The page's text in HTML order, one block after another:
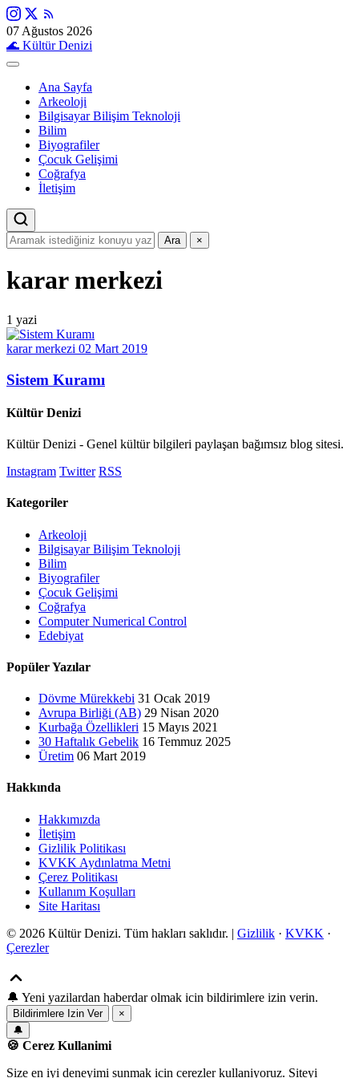
07 Ağustos 2026
🌊 Kültür Denizi
Ana Sayfa
Arkeoloji
Bilgisayar Bilişim Teknoloji
Bilim
Biyografiler
Çocuk Gelişimi
Coğrafya
İletişim
Ara ×
karar merkezi
1 yazi
karar merkezi 02 Mart 2019
Sistem Kuramı
Kültür Denizi
Kültür Denizi - Genel kültür bilgileri paylaşan bağımsız blog sitesi.
Instagram Twitter RSS
Kategoriler
Arkeoloji
Bilgisayar Bilişim Teknoloji
Bilim
Biyografiler
Çocuk Gelişimi
Coğrafya
Computer Numerical Control
Edebiyat
Popüler Yazılar
Dövme Mürekkebi 31 Ocak 2019
Avrupa Birliği (AB) 29 Nisan 2020
Kurbağa Özellikleri 15 Mayıs 2021
30 Haftalık Gebelik 16 Temmuz 2025
Üretim 06 Mart 2019
Hakkında
Hakkımızda
İletişim
Gizlilik Politikası
KVKK Aydınlatma Metni
Çerez Politikası
Kullanım Koşulları
Site Haritası
© 2026 Kültür Denizi. Tüm hakları saklıdır. | Gizlilik · KVKK ·
Çerezler
🔔 Yeni yazilardan haberdar olmak icin bildirimlere izin verin.
Bildirimlere Izin Ver
×
🔔
🍪 Cerez Kullanimi
Size en iyi deneyimi sunmak icin cerezler kullaniyoruz. Siteyi